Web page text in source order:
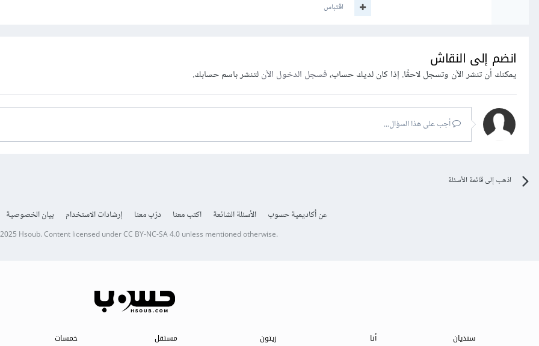
اقتباس
انضم إلى النقاش
يمكنك أن تنشر الآن وتسجل لاحقًا. إذا كان لديك حساب،فسجل الدخول الآنلتنشر باسم حسابك.
أجب على هذا السؤال...
اذهب إلى قائمة الأسئلة
عن أكاديمية حسوب الأسئلة الشائعة اكتب معنا درّب معنا إرشادات الاستخدام بيان الخصوصية
Hsoub.Content licensed underCC BY-NC-SA 4.0unless mentioned otherwise.